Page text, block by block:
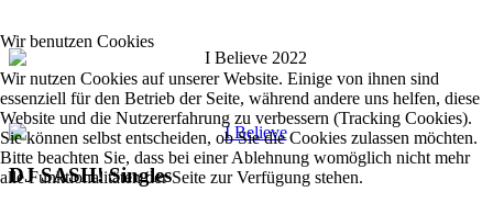
DJ SASH! Singles
Wir benutzen Cookies
Wir nutzen Cookies auf unserer Website. Einige von ihnen sind
essenziell für den Betrieb der Seite, während andere uns helfen, diese
Website und die Nutzererfahrung zu verbessern (Tracking Cookies).
Sie können selbst entscheiden, ob Sie die Cookies zulassen möchten.
Bitte beachten Sie, dass bei einer Ablehnung womöglich nicht mehr
alle Funktionalitäten der Seite zur Verfügung stehen.